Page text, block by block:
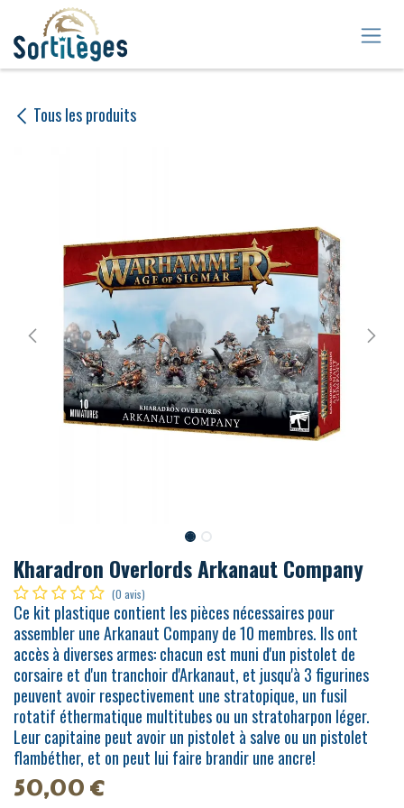
Se rendre au contenu
Tous les produits
Kharadron Overlords Arkanaut Company
(0 avis)
Ce kit plastique contient les pièces nécessaires pour
assembler une Arkanaut Company de 10 membres. Ils ont
accès à diverses armes: chacun est muni d'un pistolet de
corsaire et d'un tranchoir d'Arkanaut, et jusqu'à 3 figurines
peuvent avoir respectivement une stratopique, un fusil
rotatif éthermatique multitubes ou un stratoharpon léger.
Leur capitaine peut avoir un pistolet à salve ou un pistolet
flambéther, et on peut lui faire brandir une ancre!
50,00€